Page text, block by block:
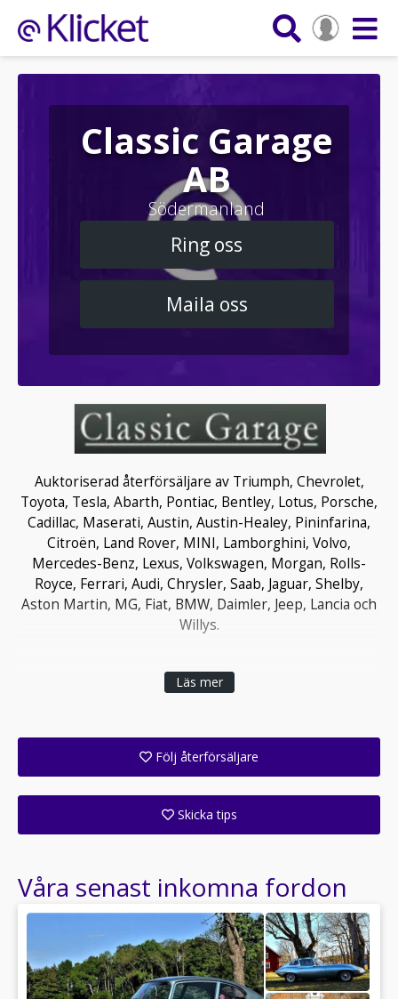
Classic Garage
AB
Södermanland
Ring oss
Maila oss
Auktoriserad återförsäljare av Triumph, Chevrolet,
Toyota, Tesla, Abarth, Pontiac, Bentley, Lotus, Porsche,
Cadillac, Maserati, Austin, Austin-Healey, Pininfarina,
Citroën, Land Rover, MINI, Lamborghini, Volvo,
Mercedes-Benz, Lexus, Volkswagen, Morgan, Rolls-
Royce, Ferrari, Audi, Chrysler, Saab, Jaguar, Shelby,
Aston Martin, MG, Fiat, BMW, Daimler, Jeep, Lancia och
Willys.
Läs mer
Följ återförsäljare
Skicka tips
Våra senast inkomna fordon